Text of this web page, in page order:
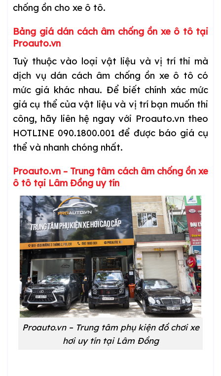
chống ồn cho xe ô tô.
Bảng giá dán cách âm chống ồn xe ô tô tại
Proauto.vn
Tuỳ thuộc vào loại vật liệu và vị trí thi mà
dịch vụ dán cách âm chống ồn xe ô tô có
mức giá khác nhau. Để biết chính xác mức
giá cụ thể của vật liệu và vị trí bạn muốn thi
công, hãy liên hệ ngay với Proauto.vn theo
HOTLINE 090.1800.001 để được báo giá cụ
thể và nhanh chóng nhất.
Proauto.vn – Trung tâm cách âm chống ồn xe
ô tô tại Lâm Đồng uy tín
Proauto.vn – Trung tâm phụ kiện đồ chơi xe
hơi uy tín tại Lâm Đồng